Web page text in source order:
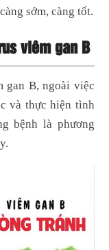
sớm, càng tốt.
viêm gan B
gan B, ngoài việc
và thực hiện tình
bệnh là phương